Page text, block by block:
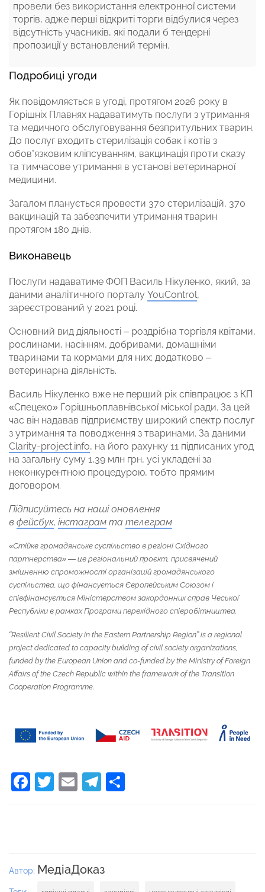
провели без використання електронної системи
торгів, адже перші відкриті торги відбулися через
відсутність учасників, які подали б тендерні
пропозиції у встановлений термін.
Подробиці угоди
Як повідомляється в угоді, протягом 2026 року в
Горішніх Плавнях надаватимуть послуги з утримання
та медичного обслуговування безпритульних тварин.
До послуг входить стерилізація собак і котів з
обов’язковим кліпсуванням, вакцинація проти сказу
та тимчасове утримання в установі ветеринарної
медицини.
Загалом планується провести 370 стерилізацій, 370
вакцинацій та забезпечити утримання тварин
протягом 180 днів.
Виконавець
Послуги надаватиме ФОП Василь Нікуленко, який, за
даними аналітичного порталу YouControl,
зареєстрований у 2021 році.
Основний вид діяльності – роздрібна торгівля квітами,
рослинами, насінням, добривами, домашніми
тваринами та кормами для них; додатково –
ветеринарна діяльність.
Василь Нікуленко вже не перший рік співпрацює з КП
«Спецеко» Горішньоплавнівської міської ради. За цей
час він надавав підприємству широкий спектр послуг
з утримання та поводження з тваринами. За даними
Clarity-project.info, на його рахунку 11 підписаних угод
на загальну суму 1,39 млн грн, усі укладені за
неконкурентною процедурою, тобто прямим
договором.
Підписуйтесь на наші оновлення
в фейсбук, інстаграм та телеграм
«Стійке громадянське суспільство в регіоні Східного
партнерства» — це регіональний проєкт, присвячений
зміцненню спроможності організацій громадянського
суспільства, що фінансується Європейським Союзом і
співфінансується Міністерством закордонних справ Чеської
Республіки в рамках Програми перехідного співробітництва.
“Resilient Civil Society in the Eastern Partnership Region” is a regional
project dedicated to capacity building of civil society organizations,
funded by the European Union and co-funded by the Ministry of Foreign
Affairs of the Czech Republic within the framework of the Transition
Cooperation Programme.
Facebook
Twitter
EmailTelegram
Автор: МедіаДоказ